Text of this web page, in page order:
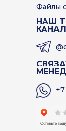
НАШ
КАНАЛ
Файлы